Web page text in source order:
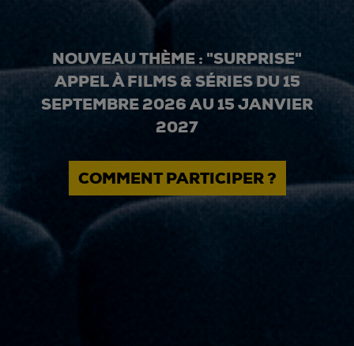
NOUVEAU THÈME : "SURPRISE"
APPEL À FILMS & SÉRIES DU 15
SEPTEMBRE 2026 AU 15 JANVIER
2027
COMMENT PARTICIPER ?